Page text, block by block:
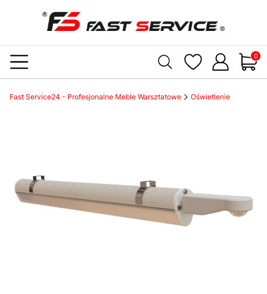
Fast Service24 - Profesjonalne Meble Warsztatowe Oświetlenie